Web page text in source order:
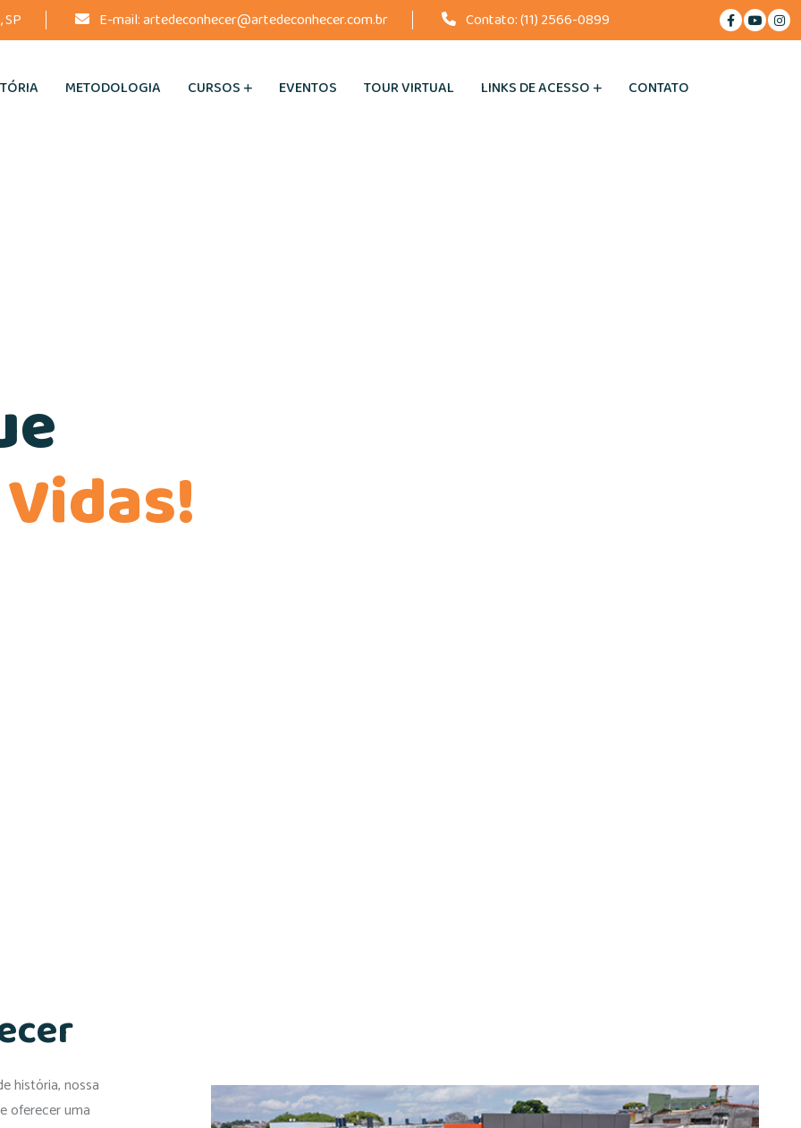
E-mail:artedeconhecer@artedeconhecer.com.br Contato:(11) 2566-0899
METODOLOGIA CURSOS EVENTOS TOUR VIRTUAL LINKS DE ACESSO CONTATO
história, nossa
oferecer uma